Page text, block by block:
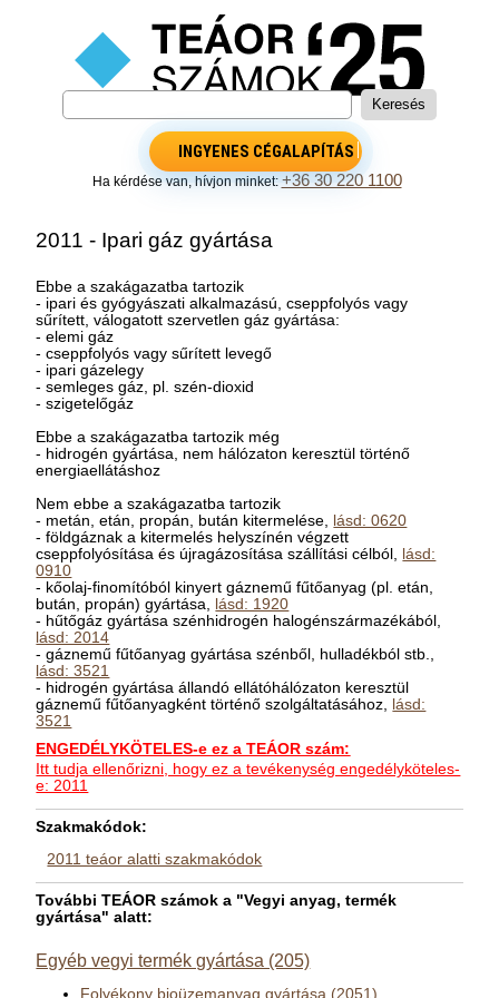
INGYENES CÉGALAPÍTÁS
Ha kérdése van, hívjon minket:+36 30 220 1100
2011 - Ipari gáz gyártása
Ebbe a szakágazatba tartozik
- ipari és gyógyászati alkalmazású, cseppfolyós vagy
sűrített, válogatott szervetlen gáz gyártása:
- elemi gáz
- cseppfolyós vagy sűrített levegő
- ipari gázelegy
- semleges gáz, pl. szén-dioxid
- szigetelőgáz
Ebbe a szakágazatba tartozik még
- hidrogén gyártása, nem hálózaton keresztül történő
energiaellátáshoz
Nem ebbe a szakágazatba tartozik
- metán, etán, propán, bután kitermelése, lásd: 0620
- földgáznak a kitermelés helyszínén végzett
cseppfolyósítása és újragázosítása szállítási célból, lásd:
0910
- kőolaj-finomítóból kinyert gáznemű fűtőanyag (pl. etán,
bután, propán) gyártása, lásd: 1920
- hűtőgáz gyártása szénhidrogén halogénszármazékából,
lásd: 2014
- gáznemű fűtőanyag gyártása szénből, hulladékból stb.,
lásd: 3521
- hidrogén gyártása állandó ellátóhálózaton keresztül
gáznemű fűtőanyagként történő szolgáltatásához, lásd:
3521
ENGEDÉLYKÖTELES-e ez a TEÁOR szám:
Itt tudja ellenőrizni, hogy ez a tevékenység engedélyköteles-
e: 2011
Szakmakódok:
2011 teáor alatti szakmakódok
További TEÁOR számok a "Vegyi anyag, termék
gyártása" alatt:
Egyéb vegyi termék gyártása (205)
Folyékony bioüzemanyag gyártása (2051)